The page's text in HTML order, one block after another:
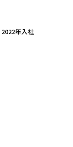
2022年入社